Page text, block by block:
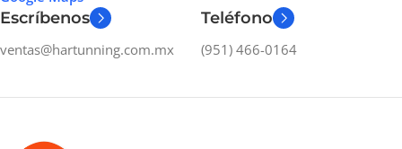
Escríbenos
ventas@hartunning.com.mx
Teléfono
(951) 466-0164